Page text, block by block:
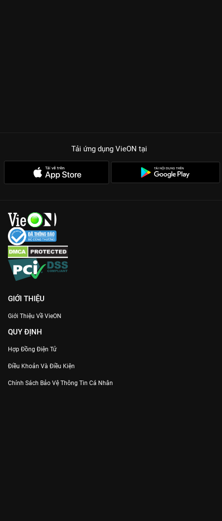
Tải ứng dụng VieON tại
GIỚI THIỆU
Giới Thiệu Về VieON
QUY ĐỊNH
Hợp Đồng Điện Tử
Điều Khoản Và Điều Kiện
Chính Sách Bảo Vệ Thông Tin Cá Nhân